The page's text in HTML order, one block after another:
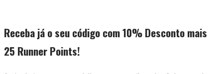
Receba já o seu código com 10% Desconto mais
25 Runner Points!